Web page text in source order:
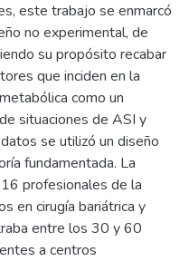
este trabajo se enmarcó
no experimental, de
su propósito recabar
que inciden en la
como un
situaciones de ASI y
se utilizó un diseño
fundamentada. La
profesionales de la
en cirugía bariátrica y
entre los 30 y 60
a centros